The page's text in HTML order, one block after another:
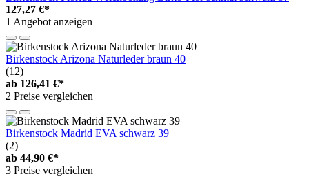
127,27 €*
1 Angebot anzeigen
Birkenstock Arizona Naturleder braun 40
(12)
ab 126,41 €*
2 Preise vergleichen
Birkenstock Madrid EVA schwarz 39
(2)
ab 44,90 €*
3 Preise vergleichen